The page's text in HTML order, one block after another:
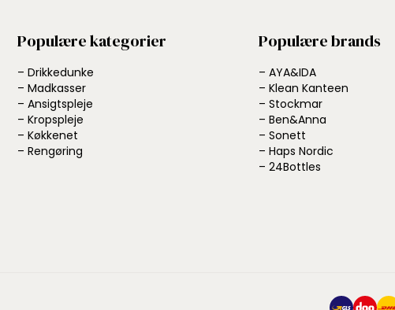
Populære kategorier
– Drikkedunke
– Madkasser
– Ansigtspleje
– Kropspleje
– Køkkenet
– Rengøring
Populære brands
– AYA&IDA
– Klean Kanteen
– Stockmar
– Ben&Anna
– Sonett
– Haps Nordic
– 24Bottles